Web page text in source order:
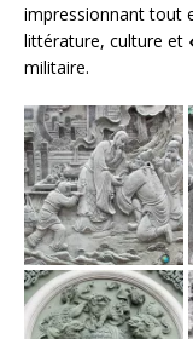
impressionnant tout
littérature, culture et
militaire.